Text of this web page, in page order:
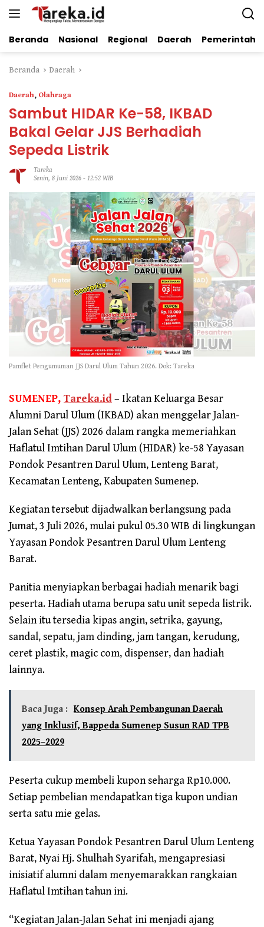
Beranda Nasional Regional Daerah
Beranda Daerah
Daerah, Olahraga
Sambut HIDAR Ke-58, IKBAD
Bakal Gelar JJS Berhadiah
Sepeda Listrik
Tareka
Senin, 8 Juni 2026 - 12:52 WIB
Pamflet Pengumuman JJS Darul Ulum Tahun 2026. Dok: Tareka
SUMENEP, Tareka.id– Ikatan Keluarga Besar
Alumni Darul Ulum (IKBAD) akan menggelar Jalan-
Jalan Sehat (JJS) 2026 dalam rangka memeriahkan
Haflatul Imtihan Darul Ulum (HIDAR) ke-58 Yayasan
Pondok Pesantren Darul Ulum, Lenteng Barat,
Kecamatan Lenteng, Kabupaten Sumenep.
Kegiatan tersebut dijadwalkan berlangsung pada
Jumat, 3 Juli 2026, mulai pukul 05.30 WIB di lingkungan
Yayasan Pondok Pesantren Darul Ulum Lenteng
Barat.
Panitia menyiapkan berbagai hadiah menarik bagi
peserta. Hadiah utama berupa satu unit sepeda listrik.
Selain itu tersedia kipas angin, setrika, gayung,
sandal, sepatu, jam dinding, jam tangan, kerudung,
ceret plastik, magic com, dispenser, dan hadiah
lainnya.
Baca Juga : Konsep Arah Pembangunan Daerah
yang Inklusif, Bappeda Sumenep Susun RAD TPB
2025–2029
Peserta cukup membeli kupon seharga Rp10.000.
Setiap pembelian mendapatkan tiga kupon undian
serta satu mie gelas.
Ketua Yayasan Pondok Pesantren Darul Ulum Lenteng
Barat, Nyai Hj. Shulhah Syarifah, mengapresiasi
inisiatif alumni dalam menyemarakkan rangkaian
Haflatul Imtihan tahun ini.
“Kegiatan Jalan-Jalan Sehat ini menjadi ajang